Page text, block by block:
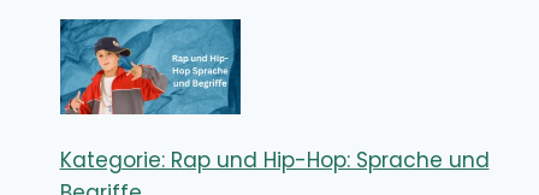
Kategorie: Rap und Hip-Hop: Sprache und